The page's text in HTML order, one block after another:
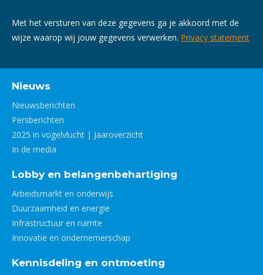
Met het versturen van deze gegevens ga je akkoord met de
wijze waarop wij jouw gegevens verwerken. Privacy statement
Nieuws
Nieuwsberichten
Persberichten
2025 in vogelvlucht | Jaaroverzicht
In de media
Lobby en belangenbehartiging
Arbeidsmarkt en onderwijs
Duurzaamheid en energie
Infrastructuur en ruimte
Innovatie en ondernemerschap
Kennisdeling en ontmoeting